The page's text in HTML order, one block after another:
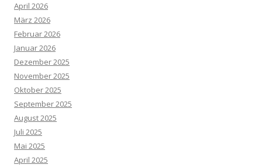
April 2026
März 2026
Februar 2026
Januar 2026
Dezember 2025
November 2025
Oktober 2025
September 2025
August 2025
Juli 2025
Mai 2025
April 2025